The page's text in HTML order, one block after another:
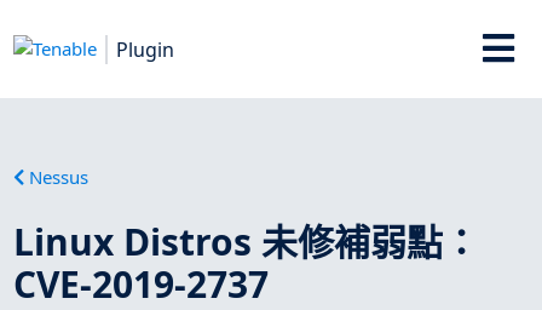
Plugin
Nessus
Linux Distros 未修補弱點：
CVE-2019-2737